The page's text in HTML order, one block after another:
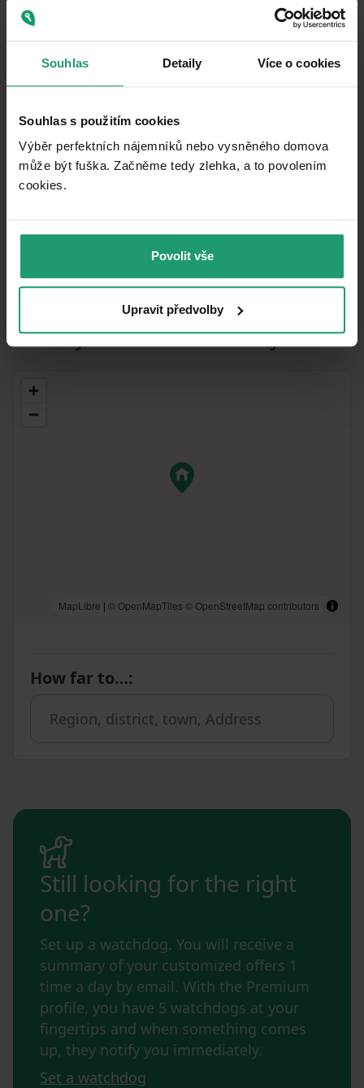
Souhlas Detaily Více o cookies
Souhlas s použitím cookies
Výběr perfektních nájemníků nebo vysněného domova
může být fuška. Začněme tedy zlehka, a to povolením
cookies.​
Povolit vše
Upravit předvolby
CONDITION Very good
Fully
furnished
PROPERTY
LAND SPACE 1,100m²
What does this listing have to offer?
Basement: 50 m²
What you will find nearby
MapLibre | © OpenMapTiles © OpenStreetMap contributors
How far to…:
Still looking for the right
one?
Set up a watchdog. You will receive a
summary of your customized offers 1
time a day by email. With the Premium
profile, you have 5 watchdogs at your
fingertips and when something comes
up, they notify you immediately.
Set a watchdog